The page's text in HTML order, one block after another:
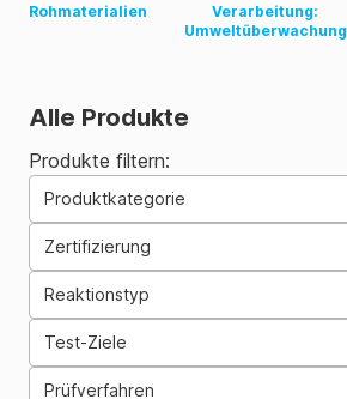
Rohmaterialien
Verarbeitung:
Umweltüberwachung
Alle Produkte
Produkte filtern:
Produktkategorie
Zertifizierung
Reaktionstyp
Test-Ziele
Prüfverfahren